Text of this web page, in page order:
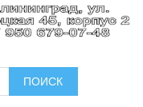
ПОИСК